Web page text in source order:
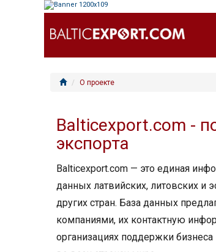
О проекте
Balticexport.com -
экспорта
Balticexport.com — это единая
данных латвийских, литовских и
других стран. База данных
компаниями, их контактную
организациях поддержки бизнеса